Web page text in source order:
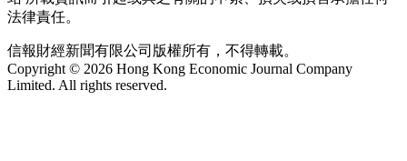
法律責任。
信報財經新聞有限公司版權所有，不得轉載。
Copyright © 2026 Hong Kong Economic Journal Company
Limited. All rights reserved.